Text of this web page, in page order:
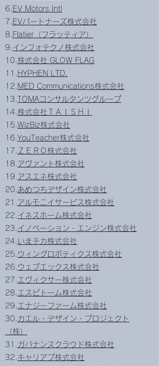
6. EV Motors Intl
7. EVパートナーズ株式会社
8. Flatier（フラッティア）
9. インフォテクノ株式会社
10. 株式会社 GLOW FLAG
11. HYPHEN LTD.
12. MED Communications株式会社
13.
TOMAコンサルタンツグループ
14. 株式会社ＴＡＩＳＨＩ
15.WizBiz株式会社
16.YouTeacher株式会社
17. ＺＥＲＯ株式会社
18. アヴァント株式会社
19. アスエネ株式会社
20. あめつちデザイン株式会社
21. アルモニイサービス株式会社
22. イネスホーム株式会社
23. イノベーション・エンジン株式会社
24. いまチカ株式会社
25. ウィングロボティクス株式会社
26. ウェブエックス株式会社
27. エヴィクサー株式会社
28. エスピトーム株式会社
29. エナジーファーム株式会社
30. カエル・デザイン・プロジェクト
（株）
31. ガバナンスクラウド株式会社
32. キャリアプ株式会社